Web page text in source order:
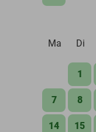
Ma
Di
1
7 8
14 15